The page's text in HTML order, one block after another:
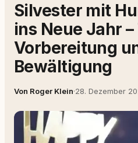
Silvester mit
ins Neue Jahr
Vorbereitung
Bewältigung
Von Roger Klein·28. Dezember